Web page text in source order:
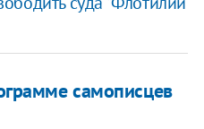
самописцев